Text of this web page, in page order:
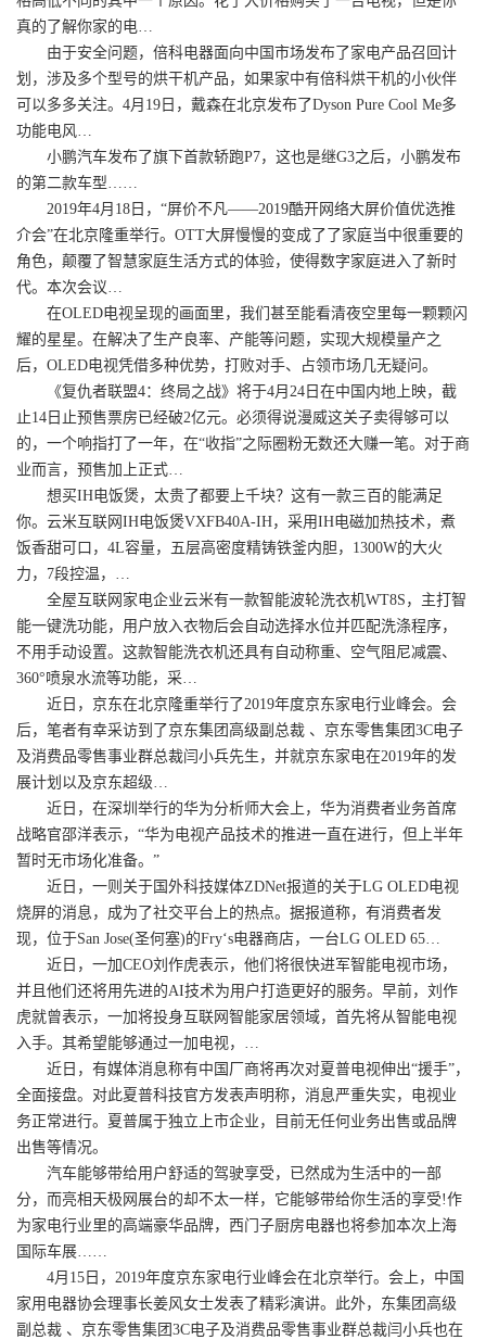
真的了解你家的电…
由于安全问题，倍科电器面向中国市场发布了家电产品召回计
划，涉及多个型号的烘干机产品，如果家中有倍科烘干机的小伙伴
可以多多关注。4月19日，戴森在北京发布了Dyson Pure Cool Me多
功能电风…
小鹏汽车发布了旗下首款轿跑P7，这也是继G3之后，小鹏发布
的第二款车型……
2019年4月18日，“屏价不凡——2019酷开网络大屏价值优选推
介会”在北京隆重举行。OTT大屏慢慢的变成了了家庭当中很重要的
角色，颠覆了智慧家庭生活方式的体验，使得数字家庭进入了新时
代。本次会议…
在OLED电视呈现的画面里，我们甚至能看清夜空里每一颗颗闪
耀的星星。在解决了生产良率、产能等问题，实现大规模量产之
后，OLED电视凭借多种优势，打败对手、占领市场几无疑问。
《复仇者联盟4：终局之战》将于4月24日在中国内地上映，截
止14日止预售票房已经破2亿元。必须得说漫威这关子卖得够可以
的，一个响指打了一年，在“收指”之际圈粉无数还大赚一笔。对于商
业而言，预售加上正式…
想买IH电饭煲，太贵了都要上千块？这有一款三百的能满足
你。云米互联网IH电饭煲VXFB40A-IH，采用IH电磁加热技术，煮
饭香甜可口，4L容量，五层高密度精铸铁釜内胆，1300W的大火
力，7段控温，…
全屋互联网家电企业云米有一款智能波轮洗衣机WT8S，主打智
能一键洗功能，用户放入衣物后会自动选择水位并匹配洗涤程序，
不用手动设置。这款智能洗衣机还具有自动称重、空气阻尼减震、
360°喷泉水流等功能，采…
近日，京东在北京隆重举行了2019年度京东家电行业峰会。会
后，笔者有幸采访到了京东集团高级副总裁 、京东零售集团3C电子
及消费品零售事业群总裁闫小兵先生，并就京东家电在2019年的发
展计划以及京东超级…
近日，在深圳举行的华为分析师大会上，华为消费者业务首席
战略官邵洋表示，“华为电视产品技术的推进一直在进行，但上半年
暂时无市场化准备。”
近日，一则关于国外科技媒体ZDNet报道的关于LG OLED电视
烧屏的消息，成为了社交平台上的热点。据报道称，有消费者发
现，位于San Jose(圣何塞)的Fry‘s电器商店，一台LG OLED 65…
近日，一加CEO刘作虎表示，他们将很快进军智能电视市场，
并且他们还将用先进的AI技术为用户打造更好的服务。早前，刘作
虎就曾表示，一加将投身互联网智能家居领域，首先将从智能电视
入手。其希望能够通过一加电视，…
近日，有媒体消息称有中国厂商将再次对夏普电视伸出“援手”，
全面接盘。对此夏普科技官方发表声明称，消息严重失实，电视业
务正常进行。夏普属于独立上市企业，目前无任何业务出售或品牌
出售等情况。
汽车能够带给用户舒适的驾驶享受，已然成为生活中的一部
分，而亮相天极网展台的却不太一样，它能够带给你生活的享受!作
为家电行业里的高端豪华品牌，西门子厨房电器也将参加本次上海
国际车展……
4月15日，2019年度京东家电行业峰会在北京举行。会上，中国
家用电器协会理事长姜风女士发表了精彩演讲。此外，东集团高级
副总裁 、京东零售集团3C电子及消费品零售事业群总裁闫小兵也在